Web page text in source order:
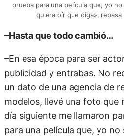
prueba para una película que, yo
quiera oír que oiga», repasa
–Hasta que todo cambió…
–En esa época para ser
publicidad y entrabas. No
un dato de una agencia de
modelos, llevé una foto que
día siguiente me llamaron
para una película que, yo no